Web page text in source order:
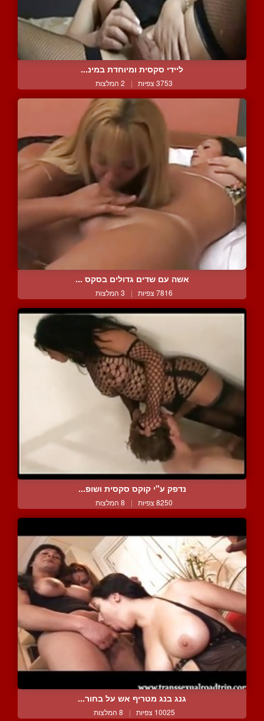
ליידי סקסית ומיוחדת במינ...
3753 צפיות | 2 המלצות
אשה עם שדים גדולים בסקס ...
7816 צפיות | 3 המלצות
נדפק ע"י קוקס סקסית ושופ...
8250 צפיות | 8 המלצות
גנג בנג מטריף אש על בחור...
10025 צפיות | 8 המלצות